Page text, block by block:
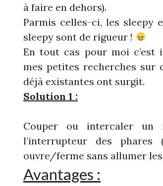
à faire en dehors).
Parmis celles-ci, les sleepy
sleepy sont de rigueur !
En tout cas pour moi c’est
mes petites recherches sur
déjà existantes ont surgit.
Solution 1 :
Couper ou intercaler
l’interrupteur des
ouvre/ferme sans allumer les
Avantages :